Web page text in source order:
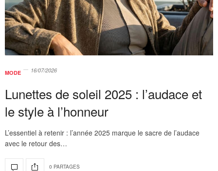
MODE 16/07/2026
Lunettes de soleil 2025 : l’audace et
le style à l’honneur
L’essentiel à retenir : l’année 2025 marque le sacre de l’audace
avec le retour des…
0 PARTAGES